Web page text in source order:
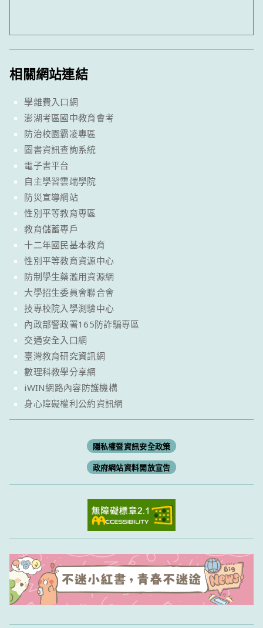
相關網站連結
學雜費入口網
澎湖考區國中教育會考
防治校園霸凌專區
圖書資訊查詢系統
電子書平台
自主學習雲端學院
防災宣導網站
性別平等教育專區
教育儲蓄專戶
十二年國民基本教育
性別平等教育資源中心
防制學生藥濫用資源網
大學招生委員會聯合會
技專校院入學測驗中心
內政部警政署165防詐騙專區
交通安全入口網
臺灣教育研究資訊網
數理科教學分享網
iWIN網路內容防護機構
身心障礙權利公約資訊網
隱私權暨資訊安全政策
政府網站資料開放宣告